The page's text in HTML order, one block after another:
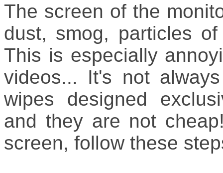
The screen of the
dust, smog, particles
This is especially
videos... It's not
wipes designed
and they are not
screen, follow these